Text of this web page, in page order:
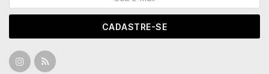
CADASTRE-SE